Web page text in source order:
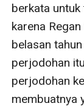
berkata
karena
belasan
perjodohan
perjodohan
membuatnya